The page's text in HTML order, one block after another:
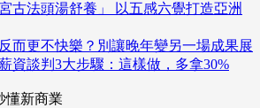
古法頭湯舒養」 以五感六覺打造亞洲
而更不快樂？別讓晚年變另一場成果展
資談判3大步驟：這樣做，多拿30%
懂新商業